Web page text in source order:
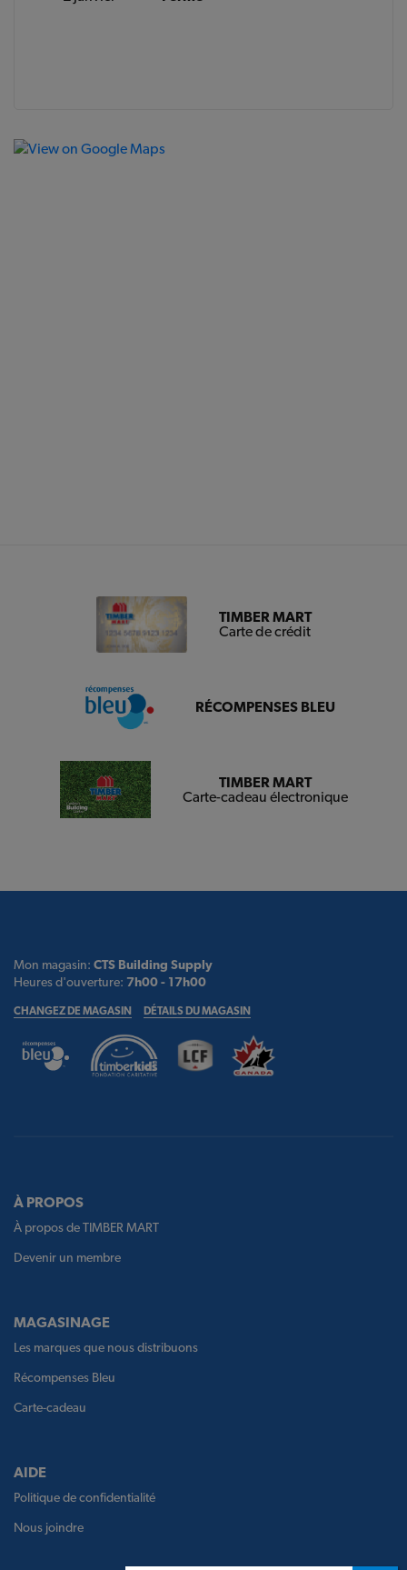
TIMBER MART
Carte de crédit
RÉCOMPENSES BLEU
TIMBER MART
Carte-cadeau électronique
Mon magasin: CTS Building Supply
Heures d'ouverture: 7h00 - 17h00
CHANGEZ DE MAGASIN DÉTAILS DU MAGASIN
À PROPOS
À propos de TIMBER MART
Devenir un membre
MAGASINAGE
Les marques que nous distribuons
Récompenses Bleu
Carte-cadeau
AIDE
Politique de confidentialité
Nous joindre